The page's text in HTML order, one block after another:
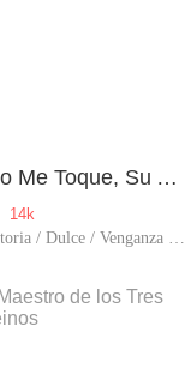
¡No Me Toque, Su Alteza!
14k
Historia / Dulce / Venganza / Predestinado / Renacimiento / Traició